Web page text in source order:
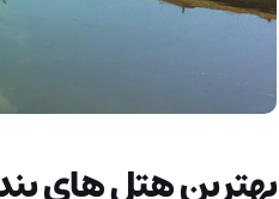
بهترین هتل های